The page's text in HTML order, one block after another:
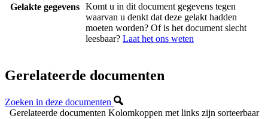
Gelakte gegevens Komt u in dit document gegevens tegen
waarvan u denkt dat deze gelakt hadden
moeten worden? Of is het document slecht
leesbaar? Laat het ons weten
Gerelateerde documenten
Zoeken in deze documenten
Gerelateerde documenten Kolomkoppen met links zijn sorteerbaar